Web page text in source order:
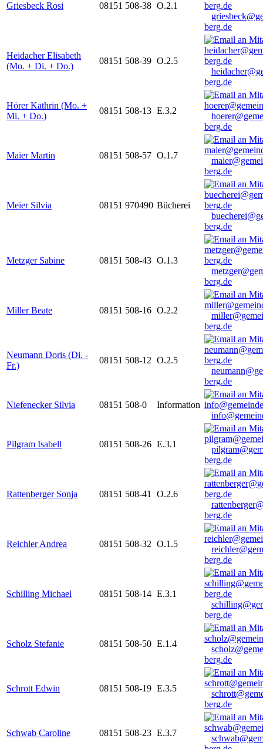
Griesbeck Rosi 08151 508-38 O.2.1
berg.de
Heidacher Elisabeth
(Mo. + Di. + Do.)
08151 508-39 O.2.5
berg.de
Hörer Kathrin (Mo. +
Mi. + Do.)
08151 508-13 E.3.2
berg.de
Maier Martin 08151 508-57 O.1.7
berg.de
Meier Silvia 08151 970490 Bücherei
berg.de
Metzger Sabine 08151 508-43 O.1.3
berg.de
Miller Beate 08151 508-16 O.2.2
berg.de
Neumann Doris (Di. -
Fr.)
08151 508-12 O.2.5
berg.de
Niefenecker Silvia 08151 508-0
Information
Pilgram Isabell 08151 508-26 E.3.1
berg.de
Rattenberger Sonja 08151 508-41
O.2.6
berg.de
Reichler Andrea 08151 508-32 O.1.5
berg.de
Schilling Michael 08151 508-14 E.3.1
berg.de
Scholz Stefanie 08151 508-50 E.1.4
berg.de
Schrott Edwin 08151 508-19 E.3.5
berg.de
Schwab Caroline 08151 508-23 E.3.7